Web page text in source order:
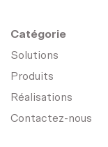
Catégorie
Solutions
Produits
Réalisations
Contactez-nous